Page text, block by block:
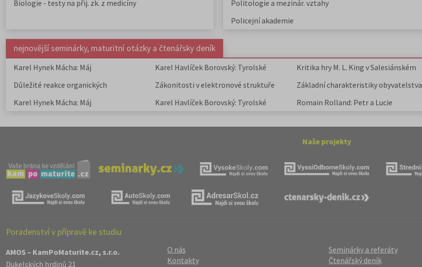
Biologie - testy na přij. zk. z medicíny
Politologie a mezinár. vztahy
Policejní akademie
nejnovější seminárky, maturitní otázky a čtenářsky deník
Karel Hynek Mácha: Máj
Karel Havlíček Borovský: Tyrolské
Kritika hry M. L. King v Salesiánském
Důležité reakce organických
sloučenin a jejich význam
Zákonitosti v elektronové struktuře
Základní charakteristiky obyvatelstva
a geografie sídel
Karel Hynek Mácha: Máj
Karel Havlíček Borovský: Tyrolské
Romain Rolland: Petr a Lucie
Naše projekty
Poradenství v přípravě ke studiu
AMOS – KamPoMaturite.cz, s.r.o.
Dukelských hrdinů 21
O nás
Kontakty
Seminárky a referáty
Čtenářský deník